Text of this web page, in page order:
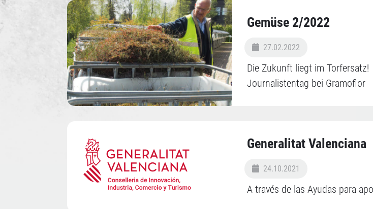
Gemüse 2/2022
27.02.2022
Die Zukunft liegt im Torfersatz!
Journalistentag bei Gramoflor
Generalitat Valenciana
24.10.2021
A través de las Ayudas para